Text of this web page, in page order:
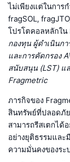
ไม่เพียงแต่ในการ
fragSOL,
โปรโตคอลหลักใน
กองทุน ผู้ดำเนินก
และการคัดกรอง
สนับสนุน (LST) แ
Fragmetric
ภารกิจของ
สินทรัพย์ที่ปลอดภั
สามารถรีสเตกได้
อย่างยุติธรรมแล
ความมั่นคงของระ